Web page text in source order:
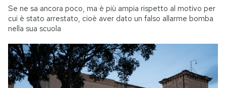
Se ne sa ancora poco, ma è più ampia rispetto al motivo per
cui è stato arrestato, cioè aver dato un falso allarme bomba
nella sua scuola